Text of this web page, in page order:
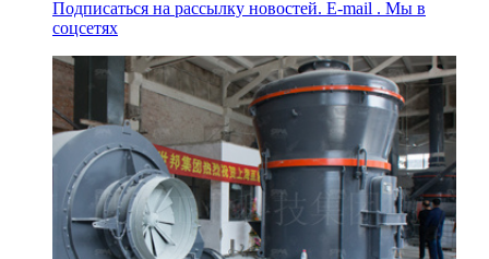
Подписаться на рассылку новостей. E-mail . Мы в
соцсетях